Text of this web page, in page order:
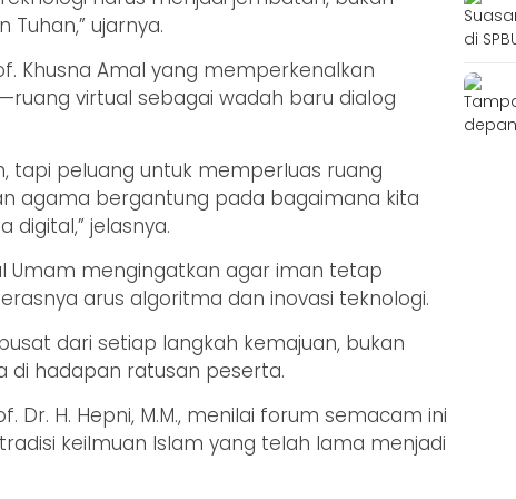
ujarnya.
Khusna Amal yang memperkenalkan
—ruang virtual sebagai wadah baru dialog
tapi peluang untuk memperluas ruang
agama bergantung pada bagaimana kita
digital,” jelasnya.
Umam mengingatkan agar iman tetap
arus algoritma dan inovasi teknologi.
dari setiap langkah kemajuan, bukan
di hadapan ratusan peserta.
Dr. H. Hepni, M.M., menilai forum semacam ini
keilmuan Islam yang telah lama menjadi